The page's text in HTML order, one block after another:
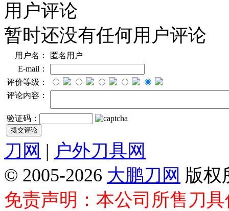
用户评论
暂时还没有任何用户评论
用户名：
匿名用户
E-mail：
评价等级：
评论内容：
验证码：
刀网 | 户外刀具网
© 2005-2026 大鹏刀网 版权
免责声明：本公司所售刀